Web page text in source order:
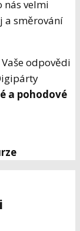
nás velmi
a směrování
odpovědi
a pohodové